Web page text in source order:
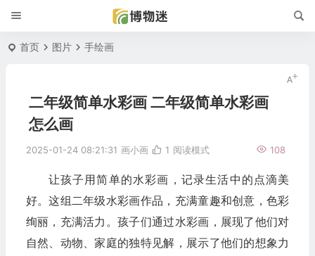
首页 图片 手绘画
二年级简单水彩画 二年级简单水彩画
怎么画
2025-01-24 08:21:31 画小画 108
1 阅读模式
让孩子用简单的水彩画，记录生活中的点滴美
好。这组二年级水彩画作品，充满童趣和创意，色彩
绚丽，充满活力。孩子们通过水彩画，展现了他们对
自然、动物、家庭的独特见解，展示了他们的想象力